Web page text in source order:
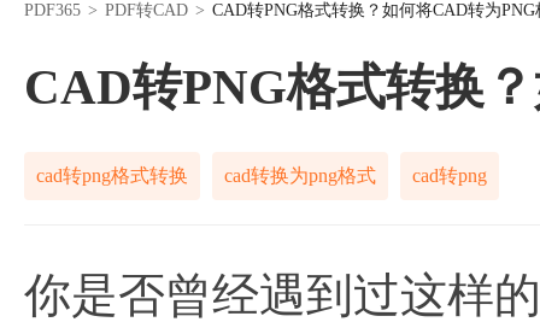
PDF365 > PDF转CAD > CAD转PNG格式转换？如何将CAD转为PNG
CAD转PNG格式转换
cad转png格式转换 cad转换为png格式 cad转png
你是否曾经遇到过这样